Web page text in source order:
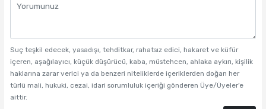
Suç teşkil edecek, yasadışı, tehditkar, rahatsız edici, hakaret ve küfür
içeren, aşağılayıcı, küçük düşürücü, kaba, müstehcen, ahlaka aykırı, kişilik
haklarına zarar verici ya da benzeri niteliklerde içeriklerden doğan her
türlü mali, hukuki, cezai, idari sorumluluk içeriği gönderen Üye/Üyeler’e
aittir.